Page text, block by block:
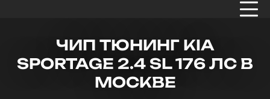
ЧИП ТЮНИНГ KIA
SPORTAGE 2.4 SL 176 ЛС В
МОСКВЕ